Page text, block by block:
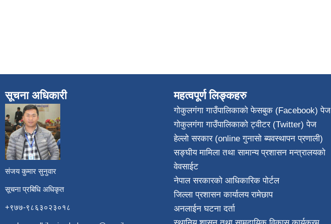
सूचना अधिकारी
संजय कुमार सुनुवार
सूचना प्रबिधि अधिकृत
+९७७-९८६३०२३०१८
महत्वपूर्ण लिङ्कहरु
गोकुलगंगा गाउँपालिकाको फेसबुक (Facebook) पेज
गोकुलगंगा गाउँपालिकाको ट्वीटर (Twitter) पेज
हेल्लो सरकार (online गुनासो ब्यवस्थापन प्रणाली)
सङ्घीय मामिला तथा सामान्य प्रशासन मन्त्रालयको
वेवसाईट
नेपाल सरकारको आधिकारिक पोर्टल
जिल्ला प्रशासन कार्यालय रामेछाप
अनलाईन घटना दर्ता